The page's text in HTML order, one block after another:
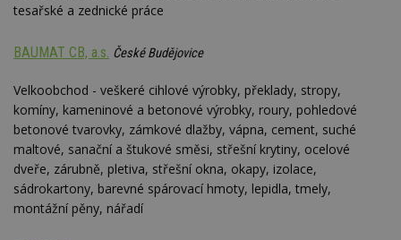
tesařské a zednické práce
BAUMAT CB, a.s. České Budějovice
Velkoobchod - veškeré cihlové výrobky, překlady, stropy,
komíny, kameninové a betonové výrobky, roury, pohledové
betonové tvarovky, zámkové dlažby, vápna, cement, suché
maltové, sanační a štukové směsi, střešní krytiny, ocelové
dveře, zárubně, pletiva, střešní okna, okapy, izolace,
sádrokartony, barevné spárovací hmoty, lepidla, tmely,
montážní pěny, nářadí